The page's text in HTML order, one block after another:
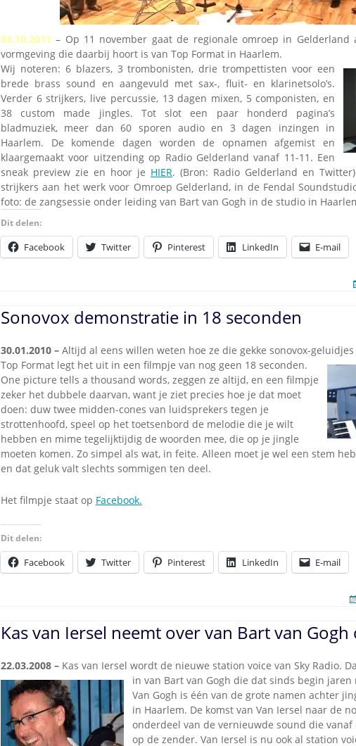
03.10.2011 – Op 11 november gaat de regionale omroep in Gelderland
vormgeving die daarbij hoort is van Top Format in Haarlem.
Wij noteren: 6 blazers, 3 trombonisten, drie trompettisten voor een
brede brass sound en aangevuld met sax-, fluit- en klarinetsolo’s.
Verder 6 strijkers, live percussie, 13 dagen mixen, 5 componisten, en
38 custom made jingles. Tot slot een paar honderd pagina’s
bladmuziek, meer dan 60 sporen audio en 3 dagen inzingen in
Haarlem. De komende dagen worden de opnamen afgemist en
klaargemaakt voor uitzending op Radio Gelderland vanaf 11-11. Een
sneak preview zie en hoor je HIER. (Bron: Radio Gelderland en Twitter)
strijkers aan het werk voor Omroep Gelderland, in de Fendal
foto: de zangsessie onder leiding van Bart van Gogh in de studio in
Dit delen:
Facebook Twitter Pinterest LinkedIn E-mail
Sonovox demonstratie in 18 seconden
30.01.2010 – Altijd al eens willen weten hoe ze die gekke sonovox-geluidjes
Top Format legt het uit in een filmpje van nog geen 18 seconden.
One picture tells a thousand words, zeggen ze altijd, en een filmpje
zeker het dubbele daarvan, want je ziet precies hoe je dat moet
doen: duw twee midden-cones van luidsprekers tegen je
strottenhoofd, speel op het toetsenbord de melodie die je wilt
hebben en mime tegelijktijdig de woorden mee, die op je jingle
moeten komen. Zo simpel als wat, in feite. Alleen moet je wel een stem
en dat geluk valt slechts sommigen ten deel.
Het filmpje staat op Facebook.
Dit delen:
Facebook Twitter Pinterest LinkedIn E-mail
Kas van Iersel neemt over van Bart van Gogh
22.03.2008 – Kas van Iersel wordt de nieuwe station voice van Sky Radio.
in van Bart van Gogh die dat sinds begin jaren
Van Gogh is één van de grote namen achter
in Haarlem. De komst van Van Iersel naar de
onderdeel van de vernieuwde sound die
op de zender. Van Iersel is nu ook al station